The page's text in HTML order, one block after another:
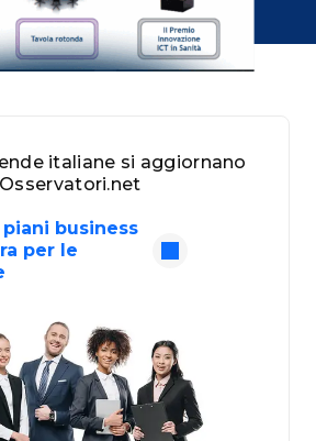
italiane si aggiornano
business
per le